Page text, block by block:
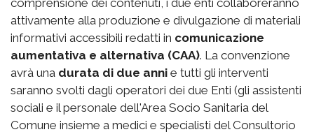
comprensione dei contenuti, i due enti collaboreranno
attivamente alla produzione e divulgazione di materiali
informativi accessibili redatti in comunicazione
aumentativa e alternativa (CAA). La convenzione
avrà una durata di due anni e tutti gli interventi
saranno svolti dagli operatori dei due Enti (gli assistenti
sociali e il personale dell'Area Socio Sanitaria del
Comune insieme a medici e specialisti del Consultorio